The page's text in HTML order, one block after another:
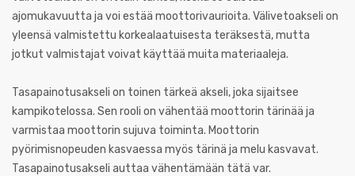
ajomukavuutta ja voi estää moottorivaurioita. Välivetoakseli on
yleensä valmistettu korkealaatuisesta teräksestä, mutta
jotkut valmistajat voivat käyttää muita materiaaleja.
Tasapainotusakseli on toinen tärkeä akseli, joka sijaitsee
kampikotelossa. Sen rooli on vähentää moottorin tärinää ja
varmistaa moottorin sujuva toiminta. Moottorin
pyörimisnopeuden kasvaessa myös tärinä ja melu kasvavat.
Tasapainotusakseli auttaa vähentämään tätä var.